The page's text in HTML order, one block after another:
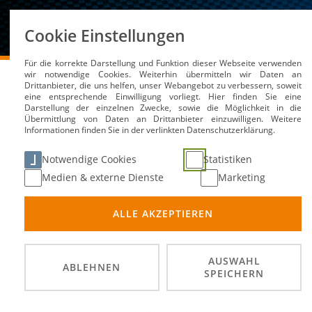
DMSB Medien / Service Kalender DTM
DTM Hockenheim
09.
Cookie Einstellungen
Für die korrekte Darstellung und Funktion dieser Webseite verwenden
wir notwendige Cookies. Weiterhin übermitteln wir Daten an
Drittanbieter, die uns helfen, unser Webangebot zu verbessern, soweit
eine entsprechende Einwilligung vorliegt. Hier finden Sie eine
Darstellung der einzelnen Zwecke, sowie die Möglichkeit in die
Übermittlung von Daten an Drittanbieter einzuwilligen. Weitere
Informationen finden Sie in der verlinkten Datenschutzerklärung.
Notwendige Cookies
Statistiken
Medien & externe Dienste
Marketing
ALLE AKZEPTIEREN
ABLEHNEN
AUSWAHL
SPEICHERN